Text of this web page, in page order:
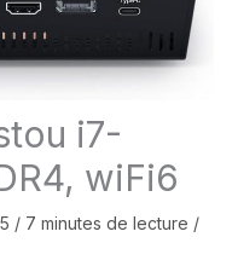
i7-
wiFi6
/ 7 minutes de lecture /